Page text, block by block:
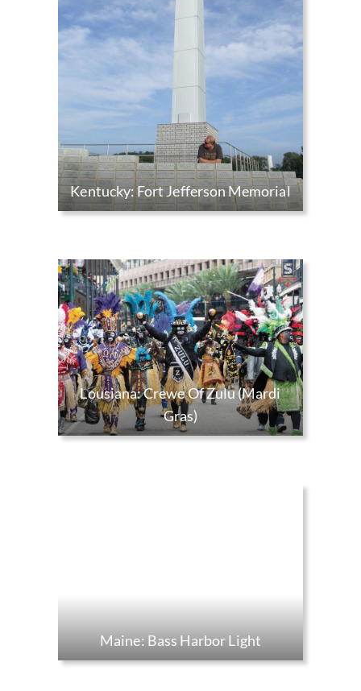
Kentucky: Fort Jefferson Memorial
Lousiana: Crewe Of Zulu (Mardi
Gras)
Maine: Bass Harbor Light